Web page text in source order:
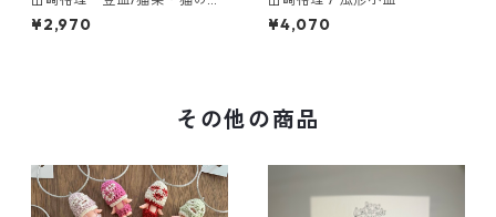
顔と招き猫
¥2,970 ¥4,070
その他の商品